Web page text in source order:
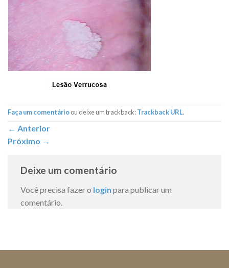
Faça um comentárioou deixe um trackback:Trackback URL.
← Anterior
Próximo →
Deixe um comentário
Você precisa fazer o login para publicar um
comentário.